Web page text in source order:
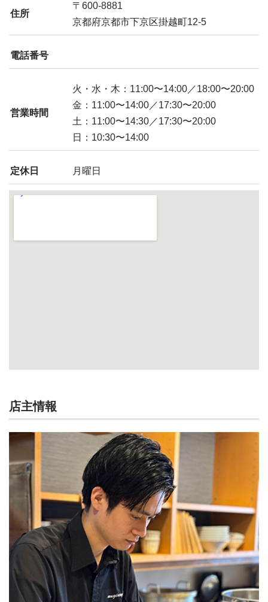
住所
〒600-8881
京都府京都市下京区掛越町12-5
電話番号
営業時間
火・水・木：11:00〜14:00／18:00〜20:00
金：11:00〜14:00／17:30〜20:00
土：11:00〜14:30／17:30〜20:00
日：10:30〜14:00
定休日 月曜日
店主情報